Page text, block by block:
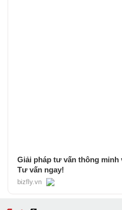
Giải pháp tư vấn thông minh
Tư vấn ngay!
bizfly.vn